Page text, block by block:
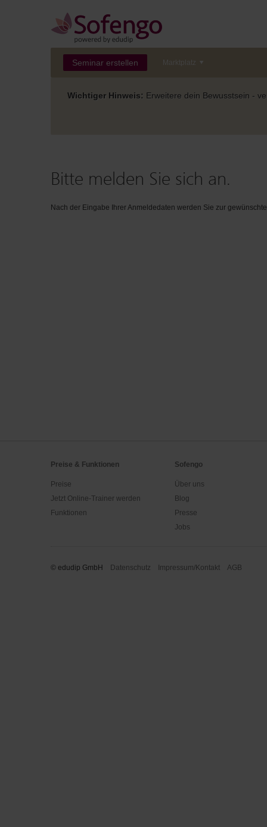
Seminar erstellen Marktplatz
Wichtiger Hinweis: Erweitere dein Bewusstsein -
Bitte melden Sie sich an.
Nach der Eingabe Ihrer Anmeldedaten werden Sie zur
Preise & Funktionen
Preise
Jetzt Online-Trainer werden
Funktionen
Sofengo
Über uns
Blog
Presse
Jobs
© edudip GmbH Datenschutz Impressum/Kontakt AGB